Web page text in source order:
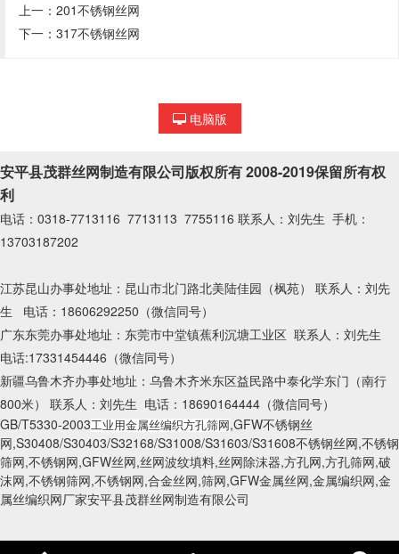
上一： 201不锈钢丝网
下一： 317不锈钢丝网
电脑版
安平县茂群丝网制造有限公司版权所有 2008-2019保留所有权
利
电话：0318-7713116 7713113 7755116 联系人：刘先生 手机：
13703187202
江苏昆山办事处地址：昆山市北门路北美陆佳园（枫苑） 联系人：刘先
生 电话：18606292250（微信同号）
广东东莞办事处地址：东莞市中堂镇蕉利沉塘工业区 联系人：刘先生
电话:17331454446（微信同号）
新疆乌鲁木齐办事处地址：乌鲁木齐米东区益民路中泰化学东门（南行
800米） 联系人：刘先生 电话：18690164444（微信同号）
GB/T5330-2003工业用金属丝编织方孔筛网 ,GFW不锈钢丝
网,S30408/S30403/S32168/S31008/S31603/S31608不锈钢丝网,不锈钢
筛网,不锈钢网,GFW丝网,丝网波纹填料,丝网除沫器,方孔网,方孔筛网,破
沫网,不锈钢筛网,不锈钢网,合金丝网,筛网,GFW金属丝网,金属编织网,金
属丝编织网厂家安平县茂群丝网制造有限公司